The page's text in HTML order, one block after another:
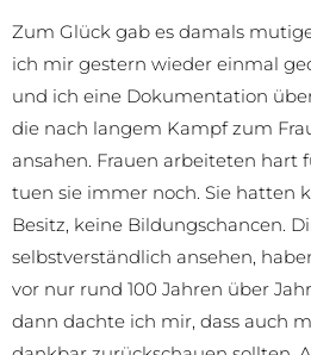
Zum Glück gab es damals
ich mir gestern wieder einmal
und ich eine Dokumentation
die nach langem Kampf zum
ansahen. Frauen arbeiteten hart
tuen sie immer noch. Sie hatten
Besitz, keine Bildungschancen.
selbstverständlich ansehen,
vor nur rund 100 Jahren über
dann dachte ich mir, dass auch